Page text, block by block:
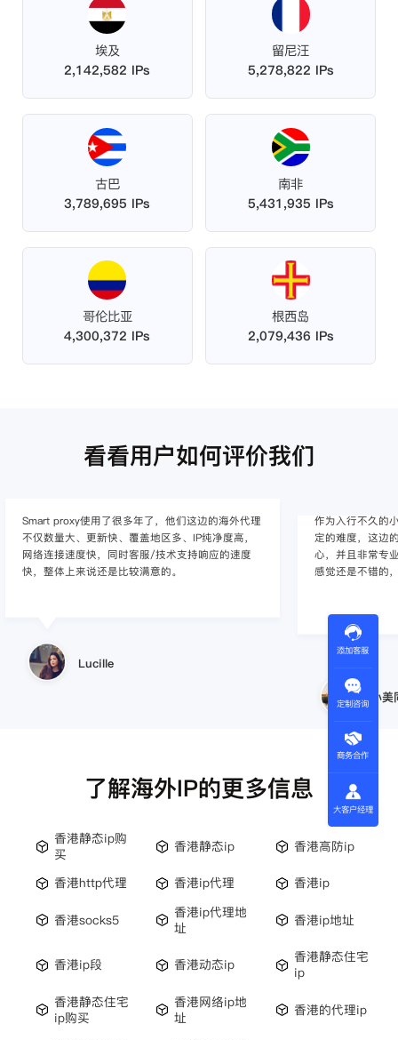
埃及
2,142,582 IPs
留尼汪
5,278,822 IPs
古巴
3,789,695 IPs
南非
5,431,935 IPs
哥伦比亚
4,300,372 IPs
根西岛
2,079,436 IPs
看看用户如何评价我们
作为入行不久的小白，上手使用Smart proxy会有一
定的难度，这边的客服人员/技术支持人员非常有耐
心，并且非常专业，很快就上手了，使用体验整体
感觉还是不错的，非常推荐身边的同行使用。
小美同学
作为一家跨境电
上面经营着多个
着强烈的需求，
商，不是断网就
王伟
了解海外IP的更多信息
香港静态ip购
买
香港静态ip 香港高防ip
香港http代理 香港ip代理 香港ip
香港socks5
香港ip代理地
址
香港ip地址
香港ip段 香港动态ip
香港静态住宅
ip
香港静态住宅
ip购买
香港网络ip地
址
香港的代理ip
添加客服
定制咨询
商务合作
大客户经理